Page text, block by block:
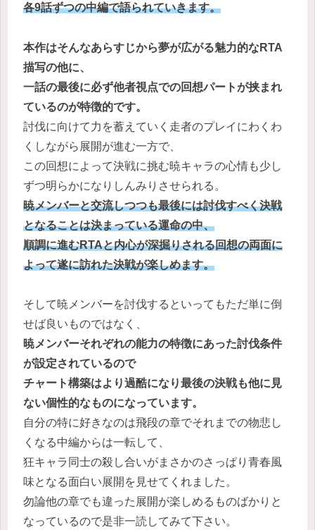
各9話ずつの中編で語られていきます。
本作はそんなあらすじから夢が広がる魅力的なRTA
描写の他に、
一話の最後に必ず他者視点での回想パートが挟まれ
ているのが特徴的です。
討伐に向けて力を蓄えていく走者のプレイにわくわ
くしながら展開が進む一方で、
この回想によって決戦に挑む暁キャラの心情も少し
ずつ明らかになりしんみりさせられる。
暁メンバーと交流しつつも最後には討伐すべく決戦
となることは決まっている運命の中、
順調に進むRTAと内心が深掘りされる回想の両面に
よって遂に訪れた決戦が楽しめます。
そして暁メンバーを討伐するといってもただ単に倒
せば良いものではなく、
暁メンバーそれぞれの能力の特徴にあった討伐条件
が設定されているので
チャート構築はより過酷になり最後の決戦も他に見
ない個性的なものになっています。
自分の特に好きなのは飛段の章でそれまでの物悲し
くなる中編からは一転して、
狂キャラ同士の殺し合いがまさかのさっぱり青春風
味となる面白い展開を見せてくれました。
勿論他の章でも違った展開が楽しめるものばかりと
なっているので是非一読してみて下さい。